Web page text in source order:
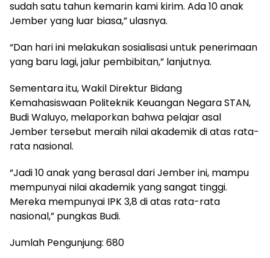
sudah satu tahun kemarin kami kirim. Ada 10 anak
Jember yang luar biasa,” ulasnya.
“Dan hari ini melakukan sosialisasi untuk penerimaan
yang baru lagi, jalur pembibitan,” lanjutnya.
Sementara itu, Wakil Direktur Bidang
Kemahasiswaan Politeknik Keuangan Negara STAN,
Budi Waluyo, melaporkan bahwa pelajar asal
Jember tersebut meraih nilai akademik di atas rata-
rata nasional.
“Jadi 10 anak yang berasal dari Jember ini, mampu
mempunyai nilai akademik yang sangat tinggi.
Mereka mempunyai IPK 3,8 di atas rata-rata
nasional,” pungkas Budi.
Jumlah Pengunjung: 680